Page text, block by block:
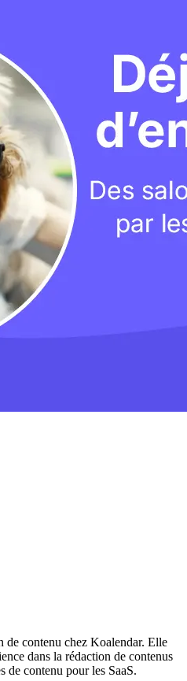
de contenu chez Koalendar. Elle
dans la rédaction de contenus
de contenu pour les SaaS.